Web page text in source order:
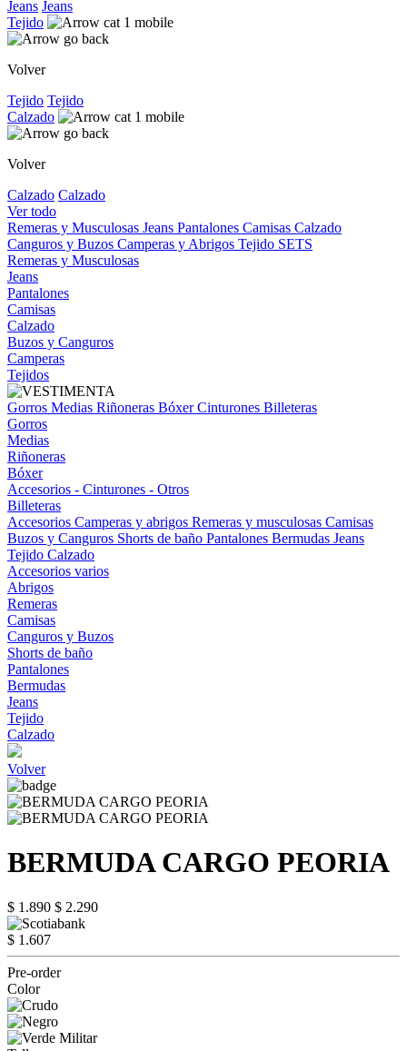
Jeans Jeans
Tejido
Volver
Tejido Tejido
Calzado
Volver
Calzado Calzado
Ver todo
Remeras y Musculosas Jeans Pantalones Camisas Calzado
Canguros y Buzos Camperas y Abrigos Tejido SETS
Remeras y Musculosas
Jeans
Pantalones
Camisas
Calzado
Buzos y Canguros
Camperas
Tejidos
Gorros Medias Riñoneras BóxerCinturones Billeteras
Gorros
Medias
Riñoneras
Bóxer
Accesorios - Cinturones - Otros
Billeteras
Accesorios Camperas y abrigos Remeras y musculosas Camisas
Buzos y Canguros Shorts de baño Pantalones Bermudas Jeans
Tejido Calzado
Accesorios varios
Abrigos
Remeras
Camisas
Canguros y Buzos
Shorts de baño
Pantalones
Bermudas
Jeans
Tejido
Calzado
Volver
BERMUDA CARGO PEORIA
$ 1.890 $ 2.290
$ 1.607
Pre-order
Color